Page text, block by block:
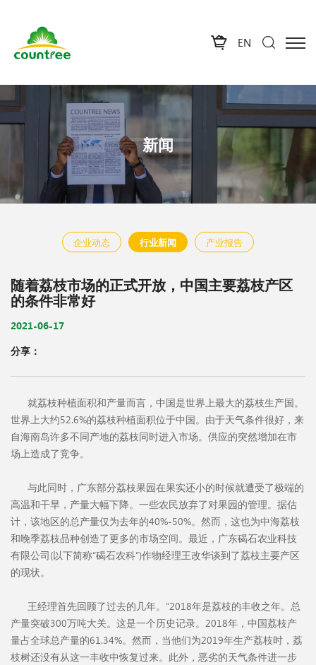
EN
新闻
企业动态 行业新闻 产业报告
随着荔枝市场的正式开放，中国主要荔枝产区
的条件非常好
2021-06-17
分享：
就荔枝种植面积和产量而言，中国是世界上最大的荔枝生产国。
世界上大约52.6%的荔枝种植面积位于中国。由于天气条件很好，来
自海南岛许多不同产地的荔枝同时进入市场。供应的突然增加在市
场上造成了竞争。
与此同时，广东部分荔枝果园在果实还小的时候就遭受了极端的
高温和干旱，产量大幅下降。一些农民放弃了对果园的管理。据估
计，该地区的总产量仅为去年的40%-50%。然而，这也为中海荔枝
和晚季荔枝品种创造了更多的市场空间。最近，广东碣石农业科技
有限公司(以下简称“碣石农科”)作物经理王改华谈到了荔枝主要产区
的现状。
王经理首先回顾了过去的几年。“2018年是荔枝的丰收之年。总
产量突破300万吨大关。这是一个历史记录。2018年，中国荔枝产
量占全球总产量的61.34%。然而，当他们为2019年生产荔枝时，荔
枝树还没有从这一丰收中恢复过来。此外，恶劣的天气条件进一步